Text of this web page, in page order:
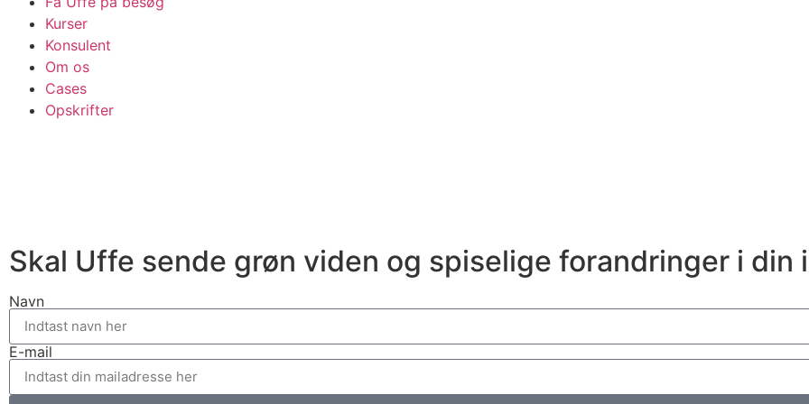
Kurser
Konsulent
Om os
Cases
Opskrifter
Skal Uffe sende grøn viden og spiselige forandringer i din
Navn
E-mail